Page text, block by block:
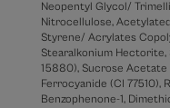
Neopentyl Glycol/
Nitrocellulose,
Styrene/ Acrylates
Stearalkonium
15880), Sucrose
Ferrocyanide (CI 77510),
Benzophenone-1,